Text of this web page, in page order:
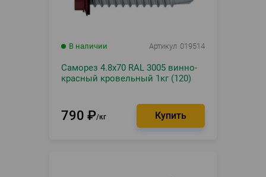
В наличии Артикул 019514
Саморез 4.8х70 RAL 3005 винно-
красный кровельный 1кг (120)
790 ₽ кг